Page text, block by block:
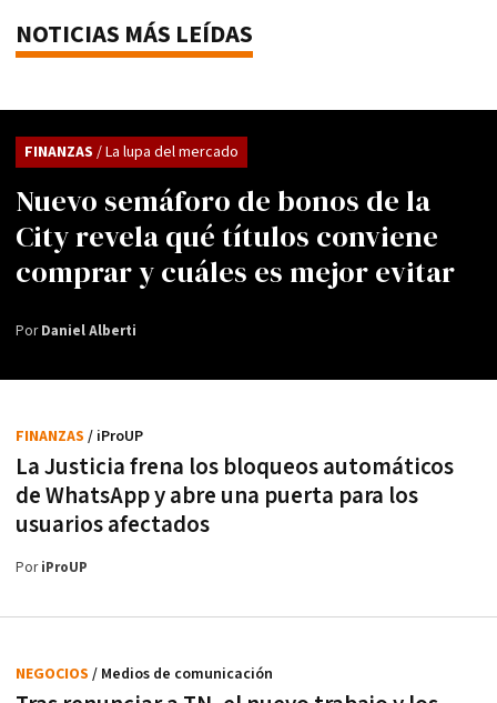
NOTICIAS MÁS LEÍDAS
Nuevo semáforo de bonos de la
City revela qué títulos conviene
comprar y cuáles es mejor evitar
FINANZAS / La lupa del mercado
PorDaniel Alberti
La Justicia frena los bloqueos automáticos
de WhatsApp y abre una puerta para los
usuarios afectados
FINANZAS / iProUP
PoriProUP
NEGOCIOS / Medios de comunicación